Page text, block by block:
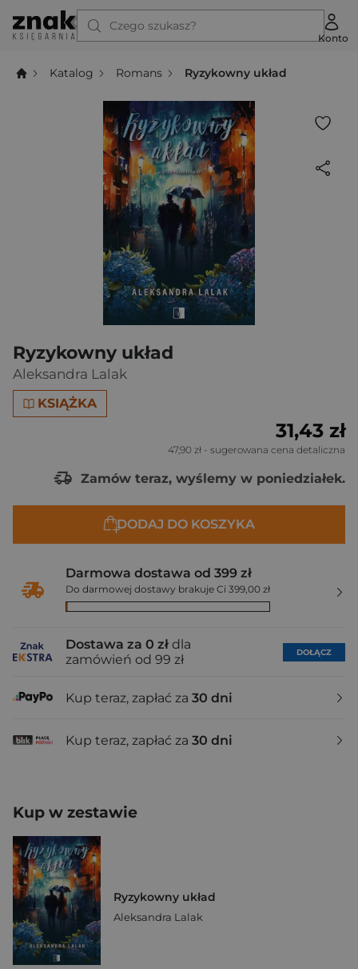
Czego szukasz?
Konto
Katalog Romans Ryzykowny układ
Ryzykowny układ
Aleksandra Lalak
KSIĄŻKA
31,43 zł
47,90 zł - sugerowana cena detaliczna
Zamów teraz, wyślemy w poniedziałek.
DODAJ DO KOSZYKA
Darmowa dostawa od 399 zł
Do darmowej dostawy brakuje Ci 399,00 zł
Dostawa za 0 zł dla
zamówień od 99 zł
DOŁĄCZ
Kup teraz, zapłać za 30 dni
Kup teraz, zapłać za 30 dni
Kup w zestawie
Ryzykowny układ
Aleksandra Lalak